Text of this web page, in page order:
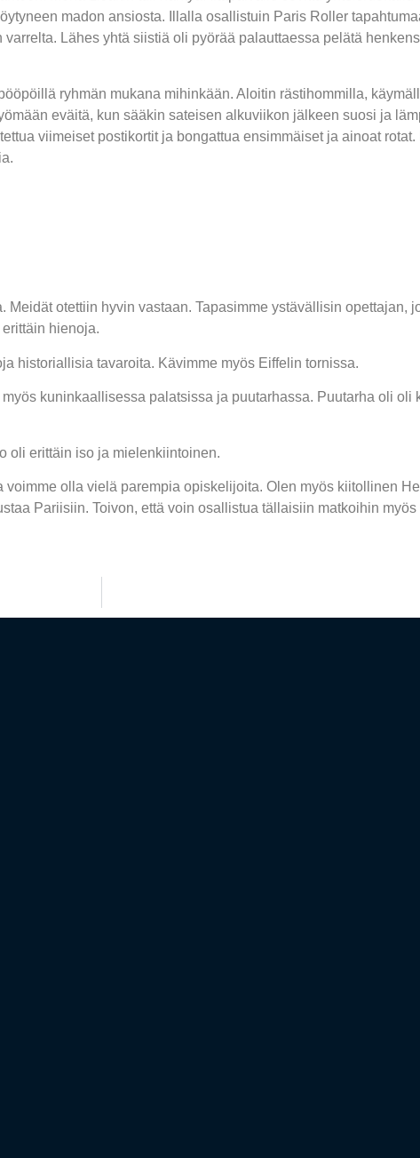
madon ansiosta. Illalla osallistuin Paris Roller
Lähes yhtä siistiä oli pyörää palauttaessa pelätä
ryhmän mukana mihinkään. Aloitin rästihommilla,
eväitä, kun sääkin sateisen alkuviikon jälkeen suosi ja
viimeiset postikortit ja bongattua ensimmäiset ja ainoat
Meidät otettiin hyvin vastaan. Tapasimme ystävällisin opettajan,
hienoja.
historiallisia tavaroita. Kävimme myös Eiffelin tornissa.
kuninkaallisessa palatsissa ja puutarhassa. Puutarha oli oli
oli erittäin iso ja mielenkiintoinen.
voimme olla vielä parempia opiskelijoita. Olen myös kiitollinen
Pariisiin. Toivon, että voin osallistua tällaisiin matkoihin